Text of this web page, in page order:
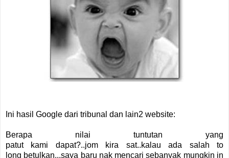
Ini hasil Google dari tribunal dan lain2 website:
Berapa nilai tuntutan yang
patut kami dapat?..jom kira sat..kalau ada salah to
long betulkan...saya baru nak mencari sebanyak mungkin in